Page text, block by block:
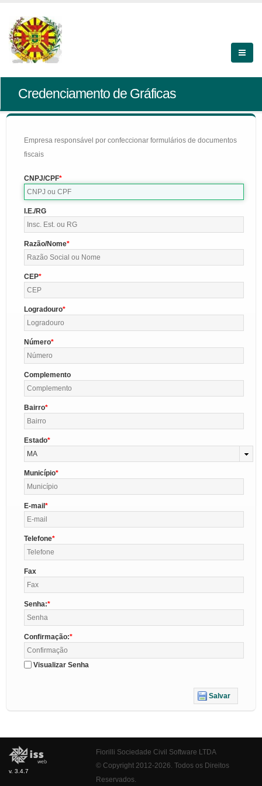
Credenciamento de Gráficas
Empresa responsável por confeccionar formulários de documentos
fiscais
CNPJ/CPF
I.E./RG
Razão/Nome
CEP
Logradouro
Número
Complemento
Bairro
Estado
MA
Município
E-mail
Telefone
Fax
Senha:
Confirmação:
Visualizar Senha
Salvar
v. 3.4.7
Fiorilli Sociedade Civil Software LTDA
© Copyright 2012-2026. Todos os Direitos
Reservados.